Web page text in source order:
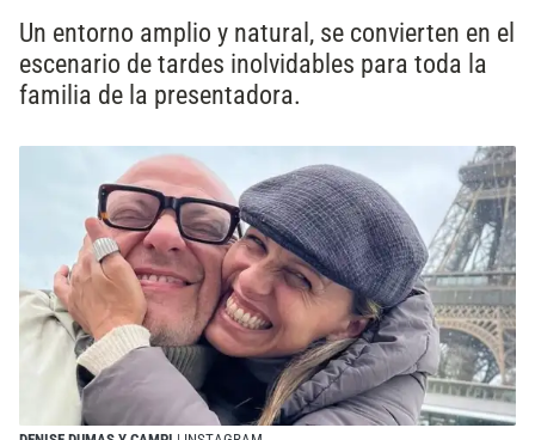
Un entorno amplio y natural, se convierten en el
escenario de tardes inolvidables para toda la
familia de la presentadora.